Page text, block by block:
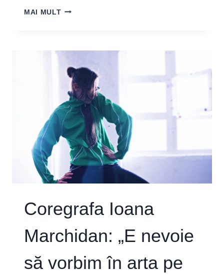
MAI MULTHERMINA
EXPERIENȚA
CU
TEHNOLOGIA
ÎN
ARTELE
SPECTACOLULUI
E
ÎNCĂ
LA
INCEPUT
LA
NOI”
Coregrafa Ioana
Marchidan: „E nevoie
să vorbim în arta pe